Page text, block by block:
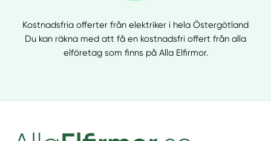
Kostnadsfria offerter från elektriker i hela Östergötland
Du kan räkna med att få en kostnadsfri offert från alla
elföretag som finns på Alla Elfirmor.